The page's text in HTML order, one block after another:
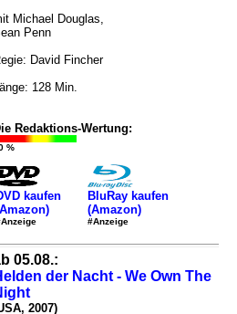
Michael Douglas,
Penn
David Fincher
128 Min.
Redaktions-Wertung:
%
kaufen
BluRay kaufen
(Amazon)
#Anzeige
05.08.:
der Nacht - We Own The
2007)